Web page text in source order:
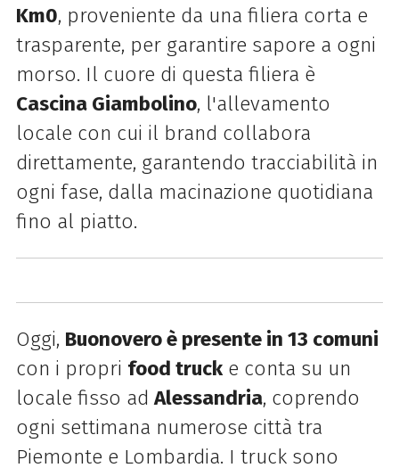
Km0, proveniente da una filiera corta e
trasparente, per garantire sapore a ogni
morso. Il cuore di questa filiera è
Cascina Giambolino, l'allevamento
locale con cui il brand collabora
direttamente, garantendo tracciabilità in
ogni fase, dalla macinazione quotidiana
fino al piatto.
Oggi, Buonovero è presente in 13 comuni
con i propri food trucke conta su un
locale fisso adAlessandria, coprendo
ogni settimana numerose città tra
Piemonte e Lombardia. I truck sono